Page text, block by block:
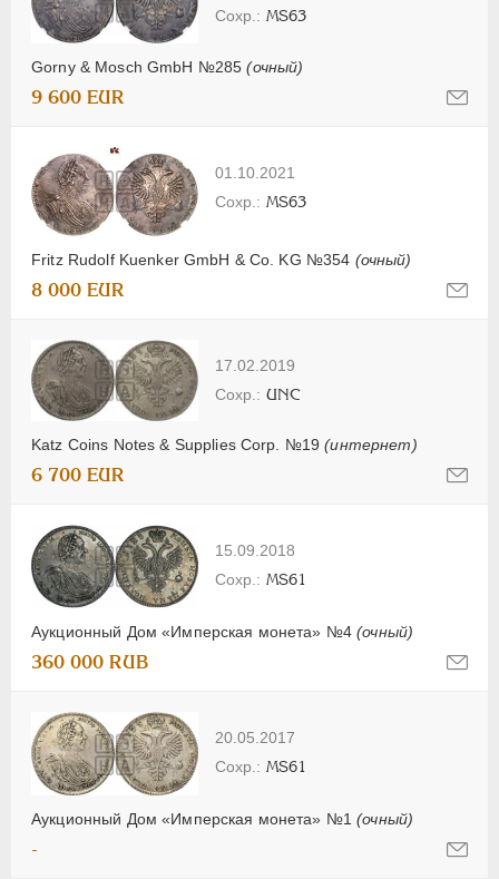
Gorny & Mosch GmbH №285(очный)
MS63
9 600 EUR
01.10.2021
Fritz Rudolf Kuenker GmbH & Co. KG №354 (очный)
MS63
8 000 EUR
17.02.2019
Katz Coins Notes & Supplies Corp. №19(интернет)
UNC
6 700 EUR
15.09.2018
Аукционный Дом «Имперская монета» №4(очный)
MS61
360 000 RUB
20.05.2017
Аукционный Дом «Имперская монета» №1(очный)
MS61
-